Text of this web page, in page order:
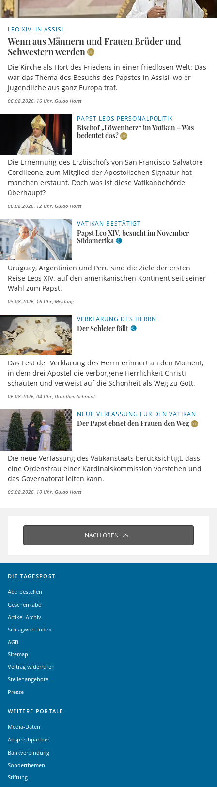
LEO XIV. IN ASSISI
Wenn aus Männern und Frauen Brüder und
Schwestern werden
Die Kirche als Hort des Friedens in einer friedlosen Welt: Das
war das Thema des Besuchs des Papstes in Assisi, wo er
Jugendliche aus ganz Europa traf.
06.08.2026, 16 Uhr Guido Horst
PAPST LEOS PERSONALPOLITIK
Bischof „Löwenherz“ im Vatikan – Was
bedeutet das?
Die Ernennung des Erzbischofs von San Francisco, Salvatore
Cordileone, zum Mitglied der Apostolischen Signatur hat
manchen erstaunt. Doch was ist diese Vatikanbehörde
überhaupt?
06.08.2026, 12 Uhr Guido Horst
VATIKAN BESTÄTIGT
Papst Leo XIV. besucht im November
Südamerika
Uruguay, Argentinien und Peru sind die Ziele der ersten
Reise Leos XIV. auf den amerikanischen Kontinent seit seiner
Wahl zum Papst.
05.08.2026, 16 Uhr Meldung
VERKLÄRUNG DES HERRN
Der Schleier fällt
Das Fest der Verklärung des Herrn erinnert an den Moment,
in dem drei Apostel die verborgene Herrlichkeit Christi
schauten und verweist auf die Schönheit als Weg zu Gott.
06.08.2026, 04 Uhr Dorothea Schmidt
NEUE VERFASSUNG FÜR DEN VATIKAN
Der Papst ebnet den Frauen den Weg
Die neue Verfassung des Vatikanstaats berücksichtigt, dass
eine Ordensfrau einer Kardinalskommission vorstehen und
das Governatorat leiten kann.
05.08.2026, 10 Uhr Guido Horst
NACH OBEN
DIE TAGESPOST
Abo bestellen
Geschenkabo
Artikel-Archiv
Schlagwort-Index
AGB
Sitemap
Vertrag widerrufen
Stellenangebote
Presse
WEITERE PORTALE
Media-Daten
Ansprechpartner
Bankverbindung
Sonderthemen
Stiftung